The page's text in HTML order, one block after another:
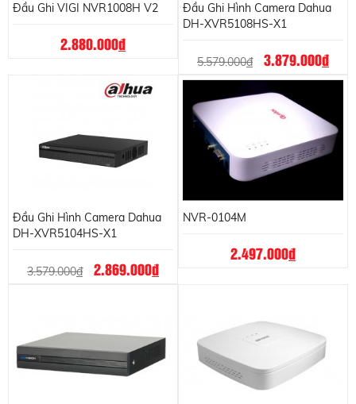
Đầu Ghi VIGI NVR1008H V2
2.880.000đ
Đầu Ghi Hình Camera Dahua
DH-XVR5108HS-X1
5.579.000đ 3.879.000đ
Đầu Ghi Hình Camera Dahua
DH-XVR5104HS-X1
3.579.000đ 2.869.000đ
NVR-0104M
2.497.000đ